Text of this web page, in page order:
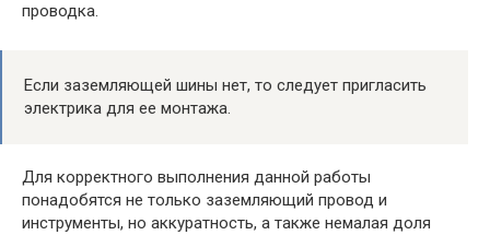
проводка.
Если заземляющей шины нет, то следует пригласить
электрика для ее монтажа.
Для корректного выполнения данной работы
понадобятся не только заземляющий провод и
инструменты, но аккуратность, а также немалая доля